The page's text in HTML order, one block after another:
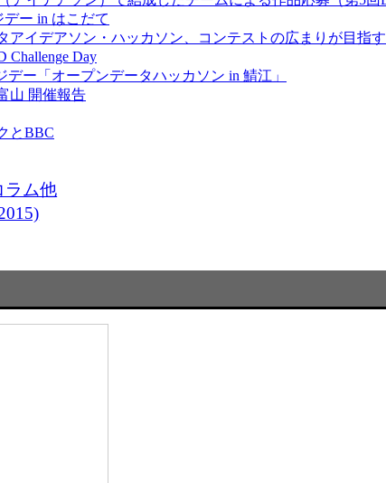
ー in はこだて
イデアソン・ハッカソン、コンテストの広まりが目指
Challenge Day
ー「オープンデータハッカソン in 鯖江」
山 開催報告
とBBC
ラム他